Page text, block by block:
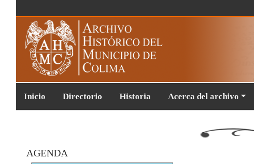
Inicio Directorio Historia Acerca del archivo
AGENDA